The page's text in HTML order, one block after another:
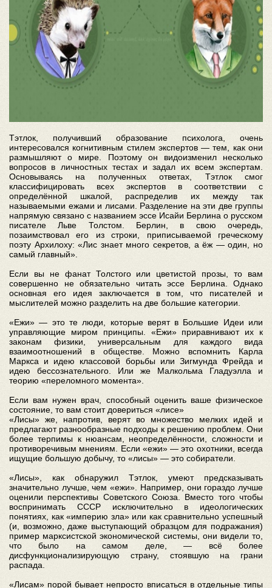
Тэтлок, получивший образование психолога, очень
интересовался когнитивным стилем экспертов — тем, как они
размышляют о мире. Поэтому он видоизменил несколько
вопросов в личностных тестах и задал их всем экспертам.
Основываясь на полученных ответах, Тэтлок смог
классифицировать всех экспертов в соответствии с
определённой шкалой, распределив их между так
называемыми ежами и лисами. Разделение на эти две группы
напрямую связано с названием эссе Исайи Берлина о русском
писателе Льве Толстом. Берлин, в свою очередь,
позаимствовал его из строки, приписываемой греческому
поэту Архилоху: «Лис знает много секретов, а ёж — один, но
самый главный».
Если вы не фанат Толстого или цветистой прозы, то вам
совершенно не обязательно читать эссе Берлина. Однако
основная его идея заключается в том, что писателей и
мыслителей можно разделить на две большие категории.
«Ежи» — это те люди, которые верят в Большие Идеи или
управляющие миром принципы. «Ежи» приравнивают их к
законам физики, универсальным для каждого вида
взаимоотношений в обществе. Можно вспомнить Карла
Маркса и идею классовой борьбы или Зигмунда Фрейда и
идею бессознательного. Или же Малкольма Гладуэлла и
теорию «переломного момента».
Если вам нужен врач, способный оценить ваше физическое
состояние, то вам стоит довериться «лисе»
«Лисы» же, напротив, верят во множество мелких идей и
предлагают разнообразные подходы к решению проблем. Они
более терпимы к нюансам, неопределённости, сложности и
противоречивым мнениям. Если «ежи» — это охотники, всегда
ищущие большую добычу, то «лисы» — это собиратели.
«Лисы», как обнаружил Тэтлок, умеют предсказывать
значительно лучше, чем «ежи». Например, они гораздо лучше
оценили перспективы Советского Союза. Вместо того чтобы
воспринимать СССР исключительно в идеологических
понятиях, как «империю зла» или как сравнительно успешный
(и, возможно, даже выступающий образцом для подражания)
пример марксистской экономической системы, они видели то,
что было на самом деле, — всё более
дисфункционализирующую страну, стоявшую на грани
распада.
«Лисам» порой бывает непросто вписаться в отдельные типы